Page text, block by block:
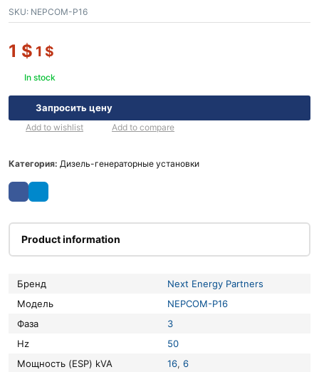
SKU: NEPCOM-P16
1 $ 1 $
In stock
Запросить цену
Add to wishlist Add to compare
Категория: Дизель-генераторные установки
Product information
Бренд
Next Energy Partners
Модель
NEPCOM-P16
Фаза
3
Hz
50
Мощность (ESP) kVA
16, 6